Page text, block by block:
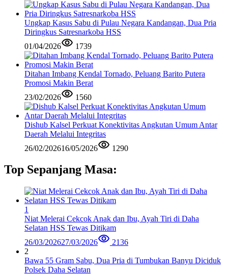
Ungkap Kasus Sabu di Pulau Negara Kandangan, Dua Pria
Diringkus Satresnarkoba HSS
01/04/2026
1739
Ditahan Imbang Kendal Tornado, Peluang Barito Putera
Promosi Makin Berat
23/02/2026
1560
Dishub Kalsel Perkuat Konektivitas Angkutan Umum Antar
Daerah Melalui Integritas
26/02/202616/05/2026 1290
Top Sepanjang Masa:
1
Niat Melerai Cekcok Anak dan Ibu, Ayah Tiri di Daha
Selatan HSS Tewas Ditikam
26/03/202627/03/2026
2136
2
Bawa 55 Gram Sabu, Dua Pria di Tumbukan Banyu Diciduk
Polsek Daha Selatan